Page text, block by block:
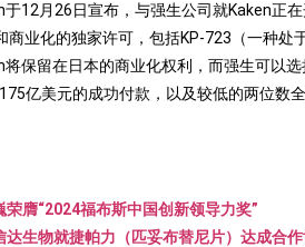
于12月26日宣布，与强生公司就Kaken正
商业化的独家许可，包括KP-723（一种
将保留在日本的商业化权利，而强生可以
亿美元的成功付款，以及较低的两位数全
荣膺“2024福布斯中国创新领导力奖”
达生物就捷帕力（匹妥布替尼片）达成合作